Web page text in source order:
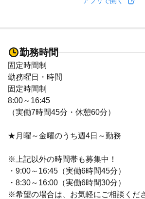
勤務時間
固定時間制
勤務曜日・時間
固定時間制
8:00～16:45
（実働7時間45分・休憩60分）
★月曜～金曜のうち週4日～勤務
※上記以外の時間帯も募集中！
・9:00～16:45（実働6時間45分）
・8:30～16:00（実働6時間30分）
※希望の場合は、お気軽にご相談くだ